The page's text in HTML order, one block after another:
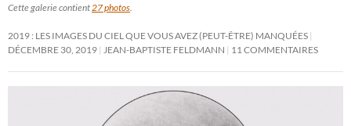
Cette galerie contient 27 photos
2019 : LES IMAGES DU CIEL QUE VOUS AVEZ (PEUT-ÊTRE) MANQUÉES
DÉCEMBRE 30, 2019
JEAN-BAPTISTE FELDMANN 11 COMMENTAIRES